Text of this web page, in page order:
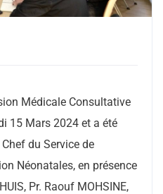
Médicale Consultative
15 Mars 2024 et a été
du Service de
Néonatales, en présence
Pr. Raouf MOHSINE,